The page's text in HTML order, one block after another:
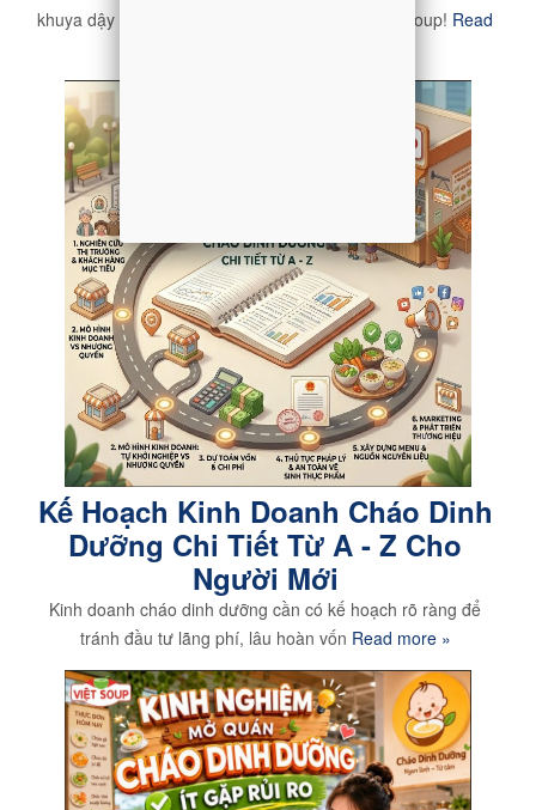
khuya dậy sớm: Cực dễ nhờ nhượng quyền Việt Soup! Read
Kế Hoạch Kinh Doanh Cháo Dinh
Dưỡng Chi Tiết Từ A - Z Cho
Người Mới
Kinh doanh cháo dinh dưỡng cần có kế hoạch rõ ràng để
tránh đầu tư lãng phí, lâu hoàn vốn Read more »